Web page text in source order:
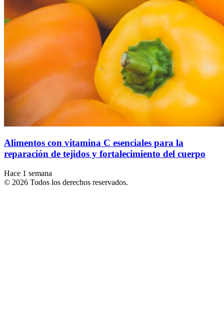
Alimentos con vitamina C esenciales para la
reparación de tejidos y fortalecimiento del cuerpo
Hace 1 semana
© 2026 Todos los derechos reservados.